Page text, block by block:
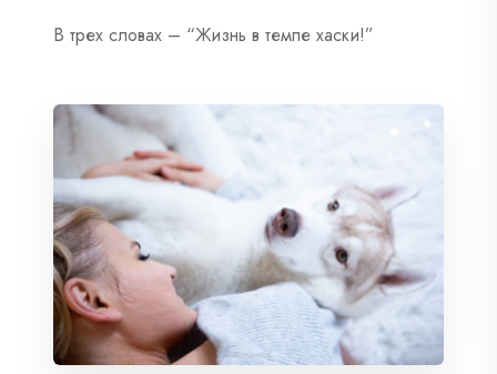
В трех словах – “Жизнь в темпе хаски!”